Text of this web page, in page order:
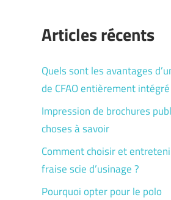
Articles récents
Quels sont les avantages
de CFAO entièrement
Impression de brochures
choses à savoir
Comment choisir et
fraise scie d’usinage ?
Pourquoi opter pour le polo